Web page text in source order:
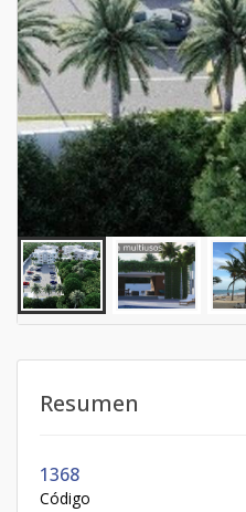
Resumen
1368
Código